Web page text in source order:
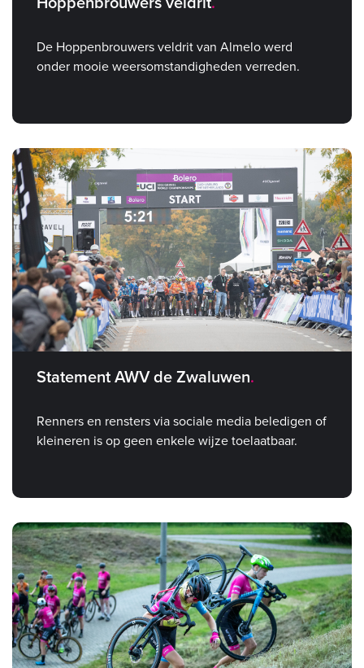
De Hoppenbrouwers veldrit van Almelo werd
onder mooie weersomstandigheden verreden.
Statement AWV de Zwaluwen
Renners en rensters via sociale media beledigen of
kleineren is op geen enkele wijze toelaatbaar.